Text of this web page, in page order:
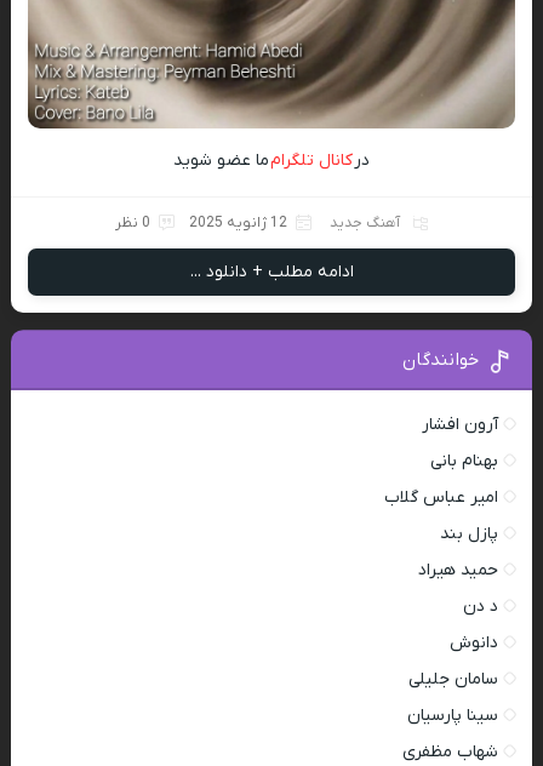
درکانال تلگرامما عضو شوید
آهنگ جدید 12 ژانویه 2025 0 نظر
ادامه مطلب + دانلود ...
خوانندگان
آرون افشار
بهنام بانی
امیر عباس گلاب
پازل بند
حمید هیراد
د دن
دانوش
سامان جلیلی
سینا پارسیان
شهاب مظفری